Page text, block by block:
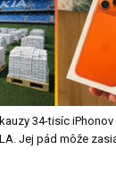
34-tisíc iPhonov
Jej pád môže